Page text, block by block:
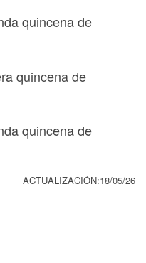
quincena de
quincena de
quincena de
ACTUALIZACIÓN:18/05/26